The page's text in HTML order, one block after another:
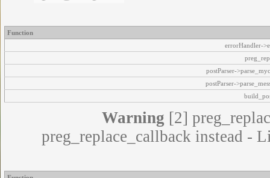
Function
errorHandler-
postParser-
postParser-
Warning [2]
preg_replace_callback instead -